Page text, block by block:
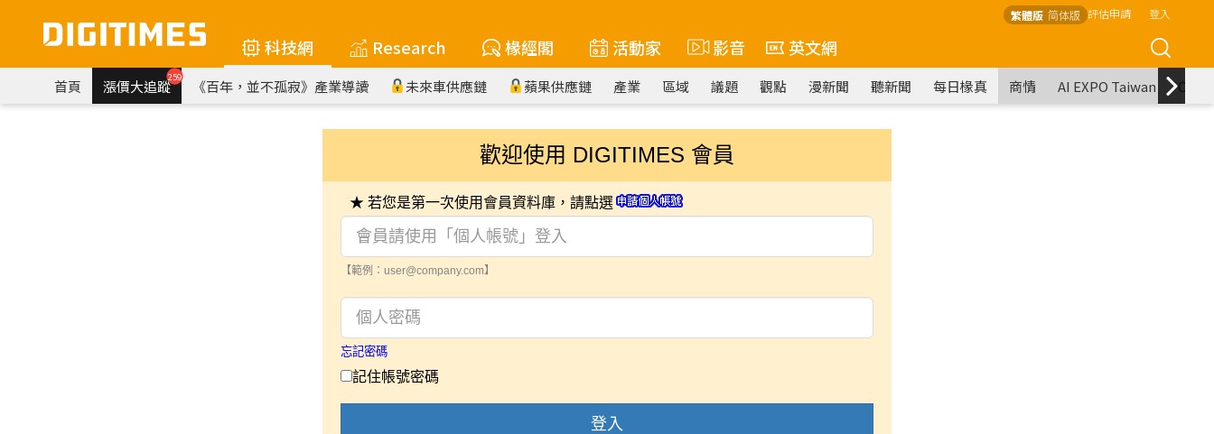
繁體版 简体版 評估申請 登入
科技網 Research 椽經閣 活動家 影音 英文網
首頁 漲價大追蹤259 《百年，並不孤寂》產業導讀 未來車供應鏈 蘋果供應鏈 產業 區域 議題 觀點 漫新聞 聽新聞 每日椽真 商情 AI EXPO Taiwan
歡迎使用 DIGITIMES 會員
★ 若您是第一次使用會員資料庫，請點選
【範例：user@company.com】
忘記密碼
記住帳號密碼
登入